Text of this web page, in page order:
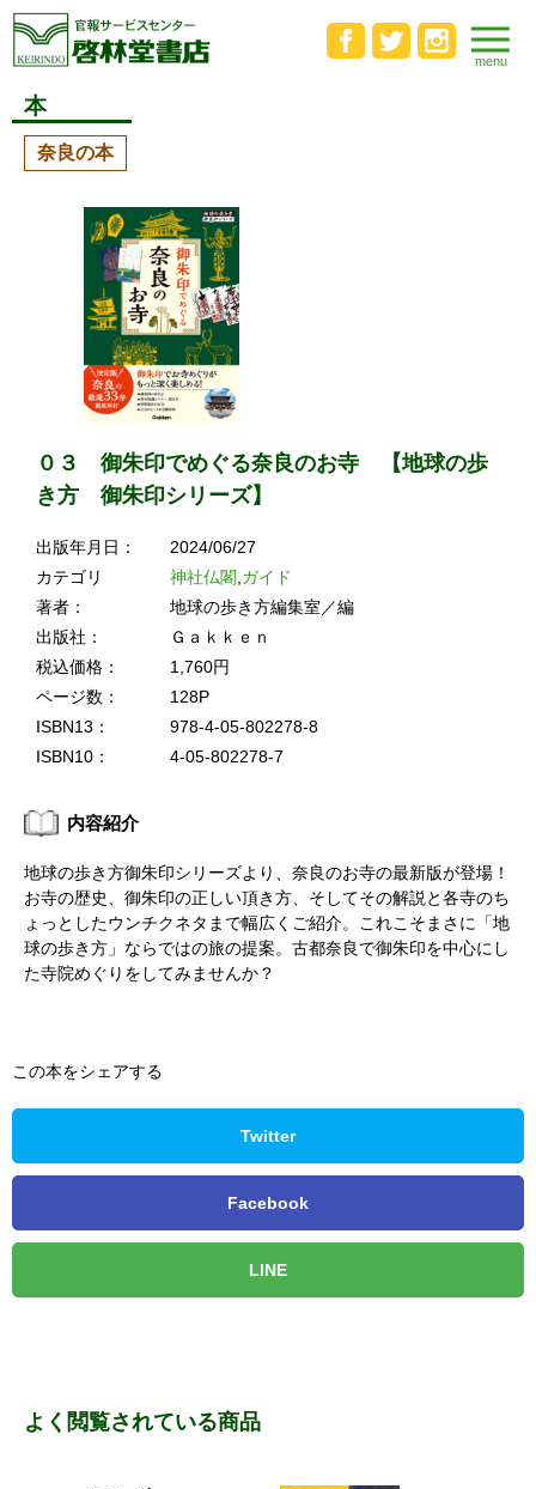
本
奈良の本
０３ 御朱印でめぐる奈良のお寺 【地球の歩
き方 御朱印シリーズ】
出版年月日：
2024/06/27
カテゴリ
神社仏閣 ガイド
著者：
地球の歩き方編集室／編
出版社：
Ｇａｋｋｅｎ
税込価格：
1,760円
ページ数：
128P
ISBN13：
978-4-05-802278-8
ISBN10：
4-05-802278-7
内容紹介
地球の歩き方御朱印シリーズより、奈良のお寺の最新版が登場！
お寺の歴史、御朱印の正しい頂き方、そしてその解説と各寺のち
ょっとしたウンチクネタまで幅広くご紹介。これこそまさに「地
球の歩き方」ならではの旅の提案。古都奈良で御朱印を中心にし
た寺院めぐりをしてみませんか？
この本をシェアする
Twitter
Facebook
LINE
よく閲覧されている商品